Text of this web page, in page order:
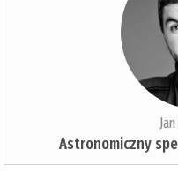
Astronomiczny